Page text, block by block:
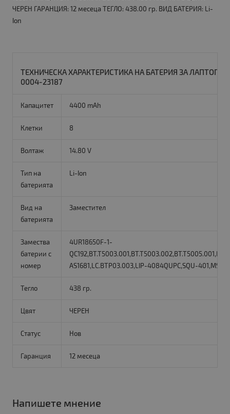
ЧЕРЕН ГАРАНЦИЯ: 12 месеца ТЕГЛО: 438.00 гр. ВИД БАТЕРИЯ: Li-
Ion
ТЕХНИЧЕСКА ХАРАКТЕРИСТИКА НА БАТЕРИЯ ЗА ЛАПТОП
0004-23187
Капацитет 4400 mAh
Клетки 8
Волтаж 14.80 V
Тип на
батерията
Li-Ion
Вид на
батерията
Заместител
Замества
батерии с
номер
4UR18650F-1-
AS1681,LC.BTP03.003,LIP-4084QUPC,SQU-
Тегло 438 гр.
Цвят ЧЕРЕН
Статус Нов
Гаранция 12 месеца
Напишете мнение